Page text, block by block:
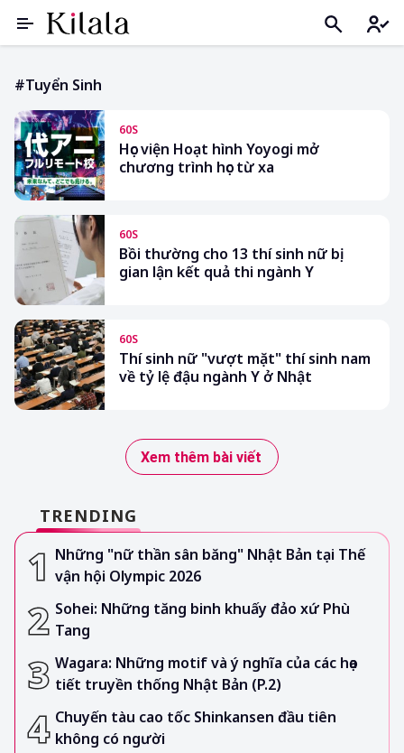
#tuyển Sinh
60S
Học viện Hoạt hình Yoyogi mở
chương trình học từ xa
60S
Bồi thường cho 13 thí sinh nữ bị
gian lận kết quả thi ngành Y
60S
Thí sinh nữ "vượt mặt" thí sinh nam
về tỷ lệ đậu ngành Y ở Nhật
Xem thêm bài viết
TRENDING
Những "nữ thần sân băng" Nhật Bản tại Thế
vận hội Olympic 2026
Sohei: Những tăng binh khuấy đảo xứ Phù
Tang
Wagara: Những motif và ý nghĩa của các họa
tiết truyền thống Nhật Bản (P.2)
Chuyến tàu cao tốc Shinkansen đầu tiên
không có người